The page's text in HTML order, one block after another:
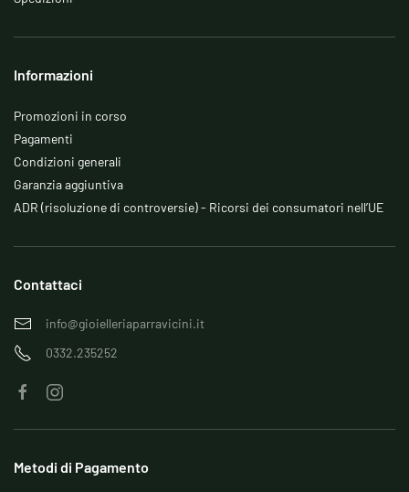
Informazioni
Promozioni in corso
Pagamenti
Condizioni generali
Garanzia aggiuntiva
ADR (risoluzione di controversie) - Ricorsi dei consumatori nell’UE
Contattaci
info@gioielleriaparravicini.it
0332.235252
Metodi di Pagamento